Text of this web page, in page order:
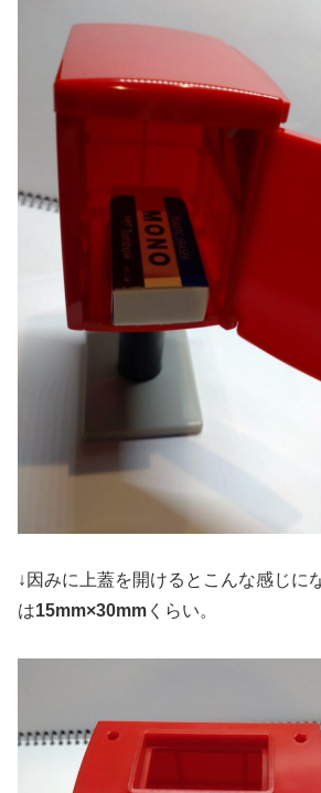
↓因みに上蓋を開けるとこんな感じに
は15mm×30mm くらい。